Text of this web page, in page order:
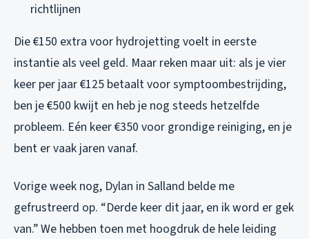
richtlijnen
Die €150 extra voor hydrojetting voelt in eerste
instantie als veel geld. Maar reken maar uit: als je vier
keer per jaar €125 betaalt voor symptoombestrijding,
ben je €500 kwijt en heb je nog steeds hetzelfde
probleem. Eén keer €350 voor grondige reiniging, en je
bent er vaak jaren vanaf.
Vorige week nog, Dylan in Salland belde me
gefrustreerd op. “Derde keer dit jaar, en ik word er gek
van.” We hebben toen met hoogdruk de hele leiding